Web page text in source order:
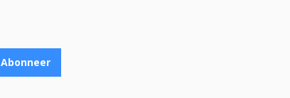
Abonneer